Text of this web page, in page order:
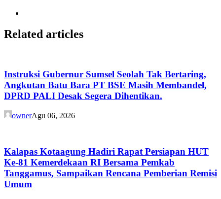
Related articles
Instruksi Gubernur Sumsel Seolah Tak Bertaring,
Angkutan Batu Bara PT BSE Masih Membandel,
DPRD PALI Desak Segera Dihentikan.
ownerAgu 06, 2026
Kalapas Kotaagung Hadiri Rapat Persiapan HUT
Ke-81 Kemerdekaan RI Bersama Pemkab
Tanggamus, Sampaikan Rencana Pemberian Remisi
Umum